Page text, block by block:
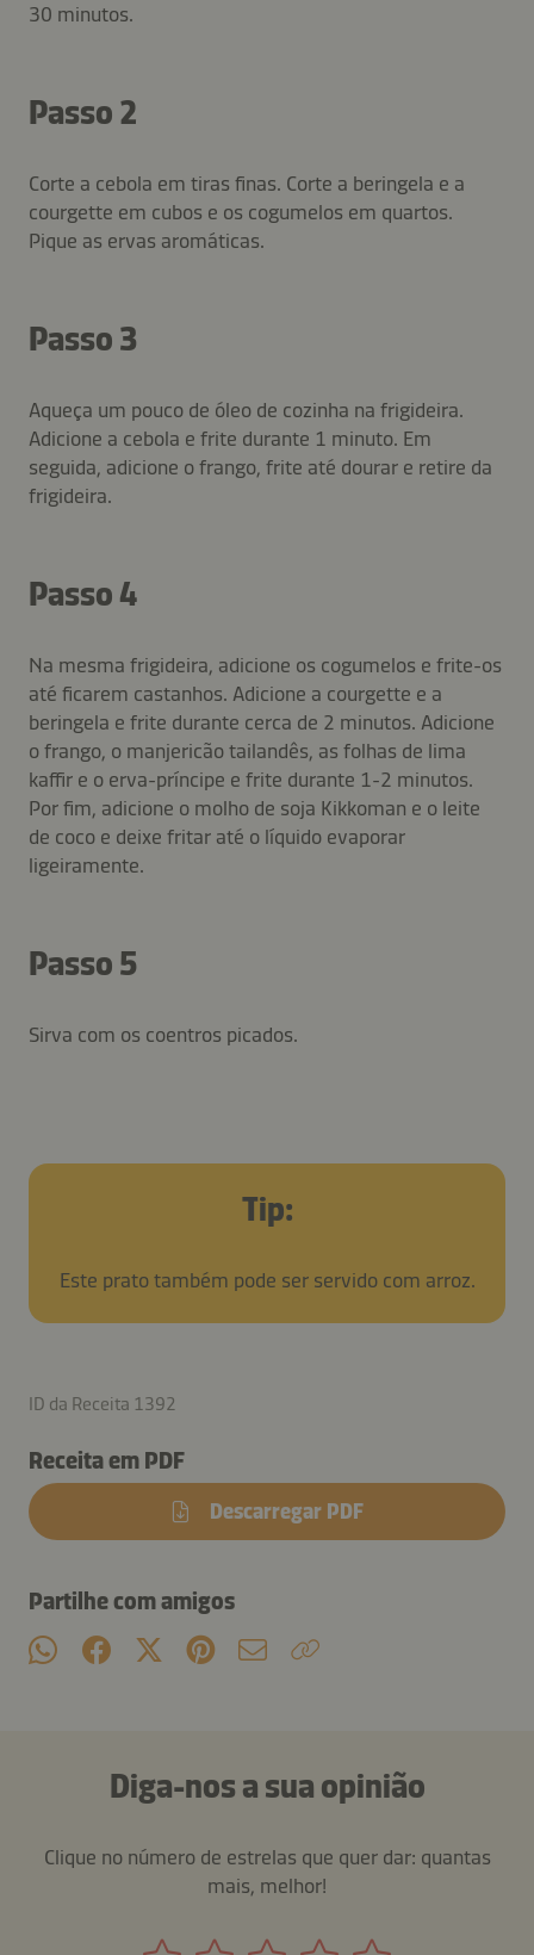
30 minutos.
Passo 2
Corte a cebola em tiras finas. Corte a beringela e a
courgette em cubos e os cogumelos em quartos.
Pique as ervas aromáticas.
Passo 3
Aqueça um pouco de óleo de cozinha na frigideira.
Adicione a cebola e frite durante 1 minuto. Em
seguida, adicione o frango, frite até dourar e retire da
frigideira.
Passo 4
Na mesma frigideira, adicione os cogumelos e frite-os
até ficarem castanhos. Adicione a courgette e a
beringela e frite durante cerca de 2 minutos. Adicione
o frango, o manjericão tailandês, as folhas de lima
kaffir e o erva-príncipe e frite durante 1-2 minutos.
Por fim, adicione o molho de soja Kikkoman e o leite
de coco e deixe fritar até o líquido evaporar
ligeiramente.
Passo 5
Sirva com os coentros picados.
Tip:
Este prato também pode ser servido com arroz.
ID da Receita 1392
Receita em PDF
Descarregar PDF
Partilhe com amigos
Diga-nos a sua opinião
Clique no número de estrelas que quer dar: quantas
mais, melhor!